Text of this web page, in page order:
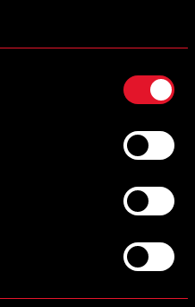
Rembrandtlaan 26B